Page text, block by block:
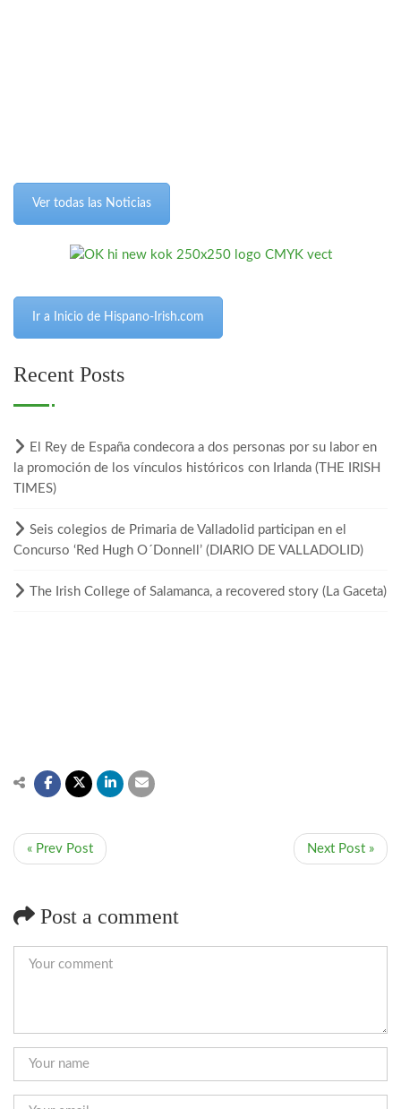
Ver todas las Noticias
Ir a Inicio de Hispano-Irish.com
Recent Posts
El Rey de España condecora a dos personas por su labor en
la promoción de los vínculos históricos con Irlanda (THE IRISH
TIMES)
Seis colegios de Primaria de Valladolid participan en el
Concurso ‘Red Hugh O´Donnell’ (DIARIO DE VALLADOLID)
The Irish College of Salamanca, a recovered story (La Gaceta)
« Prev Post Next Post »
Post a comment